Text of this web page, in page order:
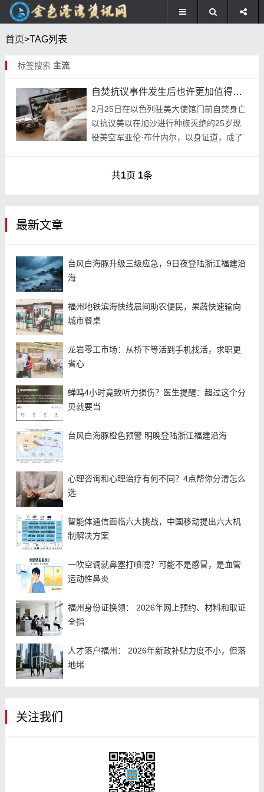
首页>TAG列表
标签搜索 主流
自焚抗议事件发生后也许更加值得细品的一些状况
2月25日在以色列驻美大使馆门前自焚身亡
以抗议美以在加沙进行种族灭绝的25岁现
役美空军亚伦·布什内尔，以身证道，成了
这两天想...
共1页 1条
最新文章
台风白海豚升级三级应急，9日夜登陆浙江福建沿
海
福州地铁滨海快线晨间助农便民，果蔬快速输向
城市餐桌
龙岩零工市场：从桥下等活到手机找活，求职更
省心
蝉鸣4小时竟致听力损伤？医生提醒：超过这个分
贝就要当
台风白海豚橙色预警 明晚登陆浙江福建沿海
心理咨询和心理治疗有何不同？4点帮你分清怎么
选
智能体通信面临六大挑战，中国移动提出六大机
制解决方案
一吹空调就鼻塞打喷嚏？可能不是感冒，是血管
运动性鼻炎
福州身份证换领： 2026年网上预约、材料和取证
全指
人才落户福州： 2026年新政补贴力度不小，但落
地堵
关注我们